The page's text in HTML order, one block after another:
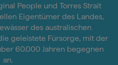
People und Torres Strait
Eigentümer des Landes,
des australischen
geleistete Fürsorge, mit der
60.000 Jahren begegnen
an.